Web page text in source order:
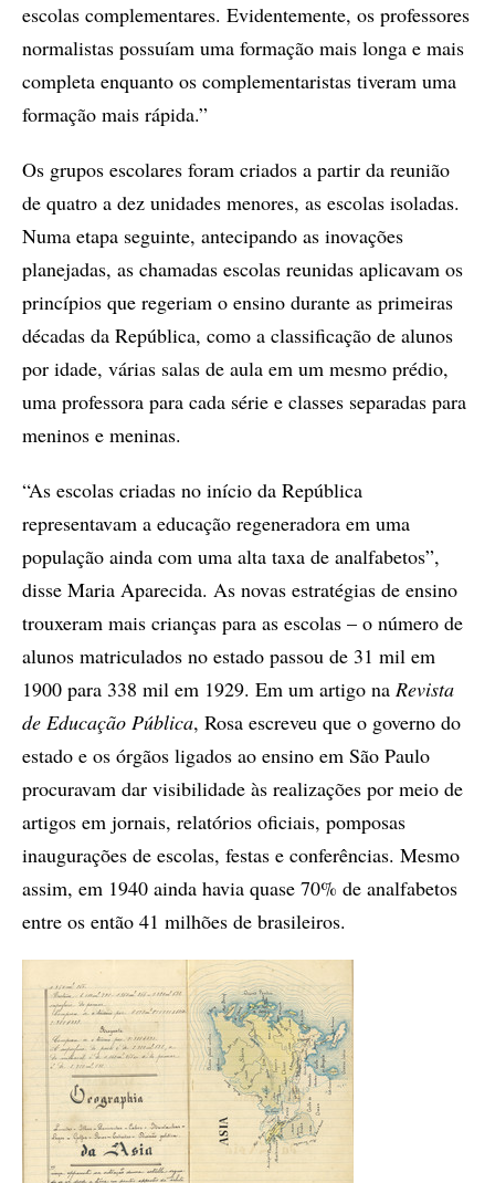
escolas complementares. Evidentemente, os professores
normalistas possuíam uma formação mais longa e mais
completa enquanto os complementaristas tiveram uma
formação mais rápida.”
Os grupos escolares foram criados a partir da reunião
de quatro a dez unidades menores, as escolas isoladas.
Numa etapa seguinte, antecipando as inovações
planejadas, as chamadas escolas reunidas aplicavam os
princípios que regeriam o ensino durante as primeiras
décadas da República, como a classificação de alunos
por idade, várias salas de aula em um mesmo prédio,
uma professora para cada série e classes separadas para
meninos e meninas.
“As escolas criadas no início da República
representavam a educação regeneradora em uma
população ainda com uma alta taxa de analfabetos”,
disse Maria Aparecida. As novas estratégias de ensino
trouxeram mais crianças para as escolas – o número de
alunos matriculados no estado passou de 31 mil em
1900 para 338 mil em 1929. Em um artigo na Revista
de Educação Pública, Rosa escreveu que o governo do
estado e os órgãos ligados ao ensino em São Paulo
procuravam dar visibilidade às realizações por meio de
artigos em jornais, relatórios oficiais, pomposas
inaugurações de escolas, festas e conferências. Mesmo
assim, em 1940 ainda havia quase 70% de analfabetos
entre os então 41 milhões de brasileiros.